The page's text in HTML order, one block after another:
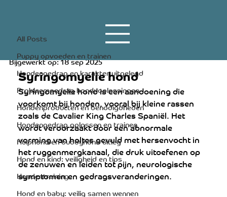
All Posts
Puppy opvoeden en trainen
Hondengedrag en karakter uitgelegd
Probleemgedrag hond: oplossingen
Hondenproducten en benodigdheden
Hondengedrag oplossen en trainen
Hulphond en buddyhond uitleg
Hond en kind: veiligheid en tips
Hondentraining
Hond en baby: veilig samen wennen
Syringomyelie hond
3 minuten om te lezen
Bijgewerkt op:18 sep 2025
Syringomyelie hond
Syringomyelie hond is een aandoening die
voorkomt bij honden, vooral bij kleine rassen
zoals de Cavalier King Charles Spaniël. Het
wordt veroorzaakt door een abnormale
vorming van holtes gevuld met hersenvocht in
het ruggenmergkanaal, die druk uitoefenen op
de zenuwen en leiden tot pijn, neurologische
symptomen en gedragsveranderingen.